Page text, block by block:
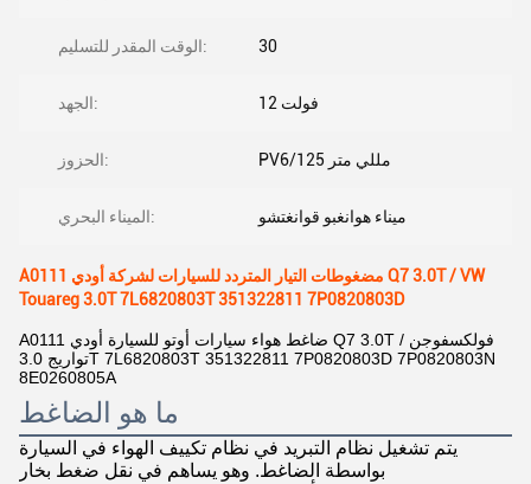
الوقت المقدر للتسليم: 30
الجهد: 12 فولت
الحزوز: PV6/125 مللي متر
الميناء البحري: ميناء هوانغبو قوانغتشو
A0111 مضغوطات التيار المتردد للسيارات لشركة أودي Q7 3.0T / VW
Touareg 3.0T 7L6820803T 351322811 7P0820803D
A0111 ضاغط هواء سيارات أوتو للسيارة أودي Q7 3.0T / فولكسفوجن
تواريج 3.0T 7L6820803T 351322811 7P0820803D 7P0820803N
8E0260805A
ما هو الضاغط
يتم تشغيل نظام التبريد في نظام تكييف الهواء في السيارة
بواسطة الضاغط. وهو يساهم في نقل ضغط بخار